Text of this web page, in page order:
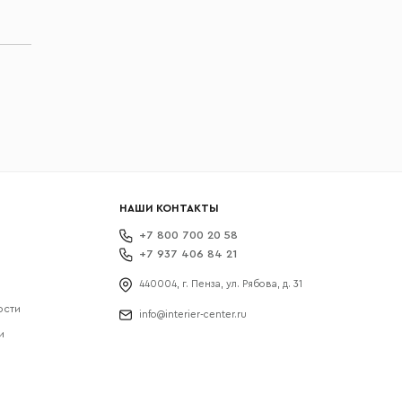
НАШИ КОНТАКТЫ
+7 800 700 20 58
+7 937 406 84 21
440004, г. Пенза, ул. Рябова, д. 31
info@interier-center.ru